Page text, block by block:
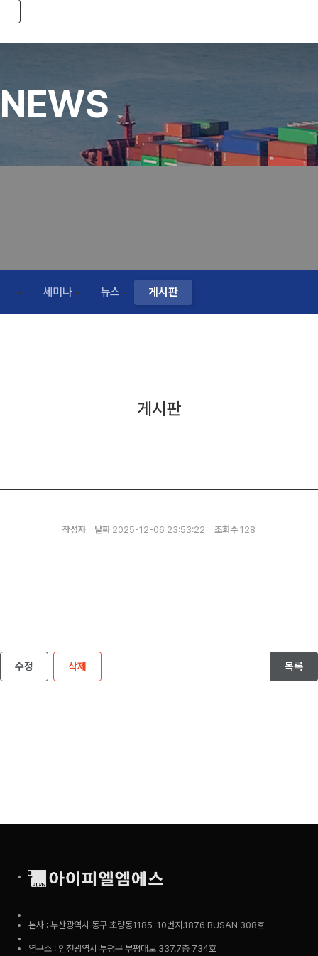
Toggle navigation
NEWS
세미나 뉴스 게시판
게시판
작성자 날짜 2025-12-06 23:53:22 조회수 128
수정 삭제 목록
본사 : 부산광역시 동구 초량동1185-10번지.1876 BUSAN 308호
연구소 : 인천광역시 부평구 부평대로 337.7층 734호